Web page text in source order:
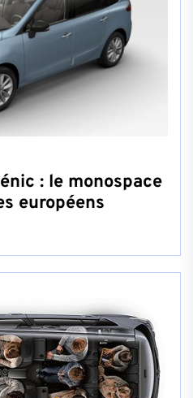
: le monospace
européens